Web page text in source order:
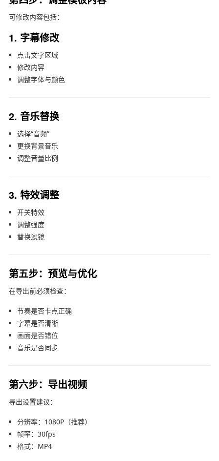
可修改内容包括：
1. 字幕修改
点击文字区域
修改内容
调整字体与颜色
2. 音乐替换
选择“音频”
更换背景音乐
调整音量比例
3. 特效调整
开关特效
调整强度
替换滤镜
第五步：预览与优化
在导出前必须检查：
节奏是否卡点正确
字幕是否清晰
画面是否错位
音乐是否同步
第六步：导出视频
导出设置建议：
分辨率：1080P（推荐）
帧率：30fps
格式：MP4